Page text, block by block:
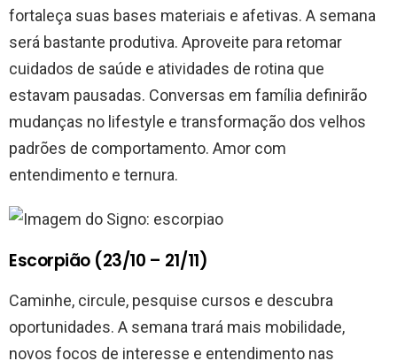
fortaleça suas bases materiais e afetivas. A semana
será bastante produtiva. Aproveite para retomar
cuidados de saúde e atividades de rotina que
estavam pausadas. Conversas em família definirão
mudanças no lifestyle e transformação dos velhos
padrões de comportamento. Amor com
entendimento e ternura.
Escorpião (23/10 – 21/11)
Caminhe, circule, pesquise cursos e descubra
oportunidades. A semana trará mais mobilidade,
novos focos de interesse e entendimento nas